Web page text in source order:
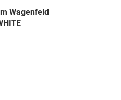
Wagenfeld